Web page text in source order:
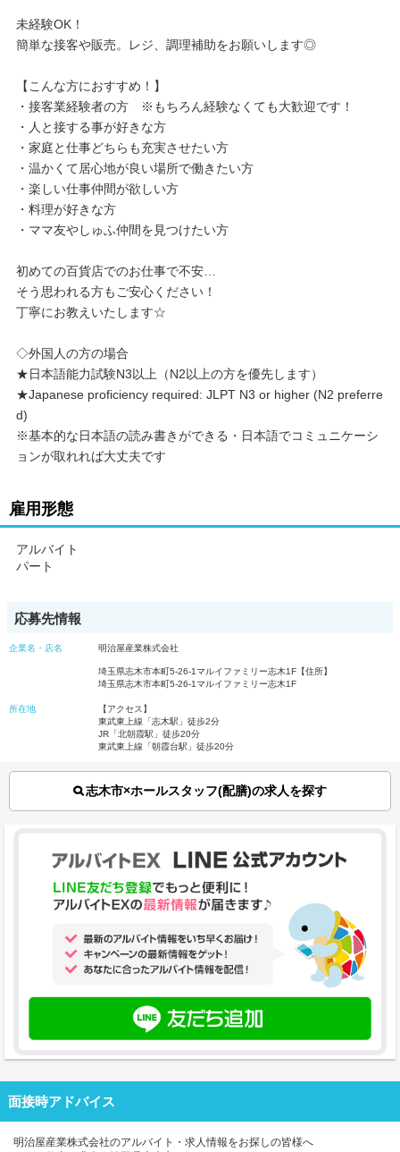
未経験OK！
簡単な接客や販売。レジ、調理補助をお願いします◎
【こんな方におすすめ！】
・接客業経験者の方 ※もちろん経験なくても大歓迎です！
・人と接する事が好きな方
・家庭と仕事どちらも充実させたい方
・温かくて居心地が良い場所で働きたい方
・楽しい仕事仲間が欲しい方
・料理が好きな方
・ママ友やしゅふ仲間を見つけたい方
初めての百貨店でのお仕事で不安…
そう思われる方もご安心ください！
丁寧にお教えいたします☆
◇外国人の方の場合
★日本語能力試験N3以上（N2以上の方を優先します）
★Japanese proficiency required: JLPT N3 or higher (N2 preferre
d)
※基本的な日本語の読み書きができる・日本語でコミュニケーシ
ョンが取れれば大丈夫です
雇用形態
アルバイト
パート
応募先情報
企業名・店名 明治屋産業株式会社
所在地
埼玉県志木市本町5-26-1マルイファミリー志木1F【住所】
埼玉県志木市本町5-26-1マルイファミリー志木1F
【アクセス】
東武東上線「志木駅」徒歩2分
JR「北朝霞駅」徒歩20分
東武東上線「朝霞台駅」徒歩20分
志木市×ホールスタッフ(配膳)の求人を探す
面接時アドバイス
明治屋産業株式会社のアルバイト・求人情報をお探しの皆様へ